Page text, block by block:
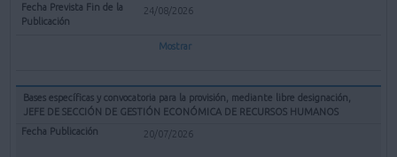
24/08/2026
Mostrar
Bases específicas y convocatoria para la provisión, mediante libre designación,
JEFE DE SECCIÓN DE GESTIÓN ECONÓMICA DE RECURSOS HUMANOS
20/07/2026